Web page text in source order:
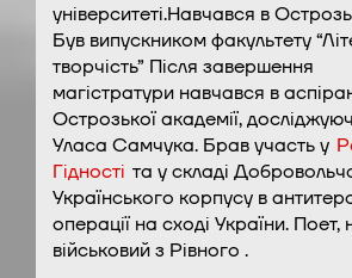
університеті.Навчався в
Був випускником факультету
творчість” Після завершення
магістратури навчався в
Острозької академії,
Уласа Самчука. Брав участь у
Гідності та у складі
Українського корпусу в
операції на сході України. Поет,
військовий з Рівного .